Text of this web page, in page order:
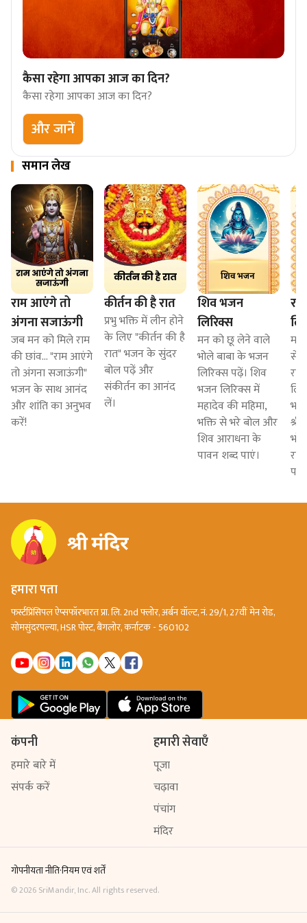
कैसा रहेगा आपका आज का दिन?
कैसा रहेगा आपका आज का दिन?
और जानें
समान लेख
राम आएंगे तो
अंगना सजाऊंगी
जब मन को मिले राम
की छांव... "राम आएंगे
तो अंगना सजाऊंगी"
भजन के साथ आनंद
और शांति का अनुभव
करें!
कीर्तन की है रात
प्रभु भक्ति में लीन होने
के लिए "कीर्तन की है
रात" भजन के सुंदर
बोल पढ़ें और
संकीर्तन का आनंद
लें।
शिव भजन
लिरिक्स
मन को छू लेने वाले
भोले बाबा के भजन
लिरिक्स पढ़ें। शिव
भजन लिरिक्स में
महादेव की महिमा,
भक्ति से भरे बोल और
शिव आराधना के
पावन शब्द पाएं।
मन
से
भरे
हमारा पता
फर्स्टप्रिंसिपल ऐप्सफॉरभारत प्रा. लि. 2nd फ्लोर, अर्बन वॉल्ट, नं. 29/1, 27वीं मेन रोड,
सोमसुंदरपल्या, HSR पोस्ट, बैंगलोर, कर्नाटक - 560102
कंपनी
हमारे बारे में
संपर्क करें
हमारी सेवाएँ
पूजा
चढ़ावा
पंचांग
मंदिर
गोपनीयता नीति·नियम एवं शर्तें
©2026 SriMandir, Inc. All rights reserved.